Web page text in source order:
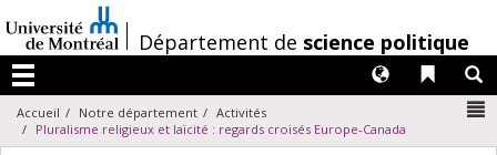
au
contenu
/Département de science politique
Menu
Liens
Langues
Accueil Notre département
Activités
Pluralisme religieux et laïcité : regards croisés Europe-Canada